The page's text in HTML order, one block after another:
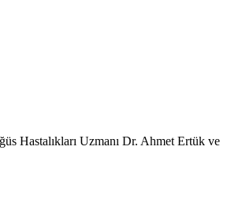
Hastalıkları Uzmanı Dr. Ahmet Ertük ve